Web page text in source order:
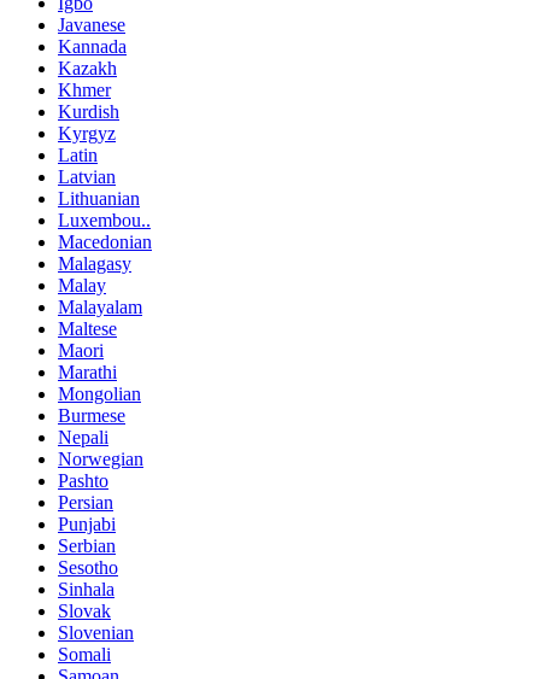
Javanese
Kannada
Kazakh
Khmer
Kurdish
Kyrgyz
Latin
Latvian
Lithuanian
Luxembou..
Macedonian
Malagasy
Malay
Malayalam
Maltese
Maori
Marathi
Mongolian
Burmese
Nepali
Norwegian
Pashto
Persian
Punjabi
Serbian
Sesotho
Sinhala
Slovak
Slovenian
Somali